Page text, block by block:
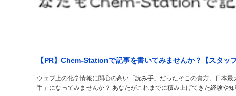
【PR】Chem-Stationで記事を書いてみませんか？【スタッフ
ウェブ上の化学情報に関心の高い「読み手」だったそこの貴方、日本
手」になってみませんか？ あなたがこれまでに積み上げてきた経験や